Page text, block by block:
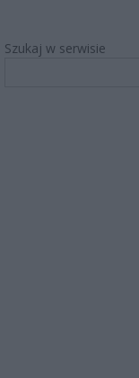
Szukaj w serwisie